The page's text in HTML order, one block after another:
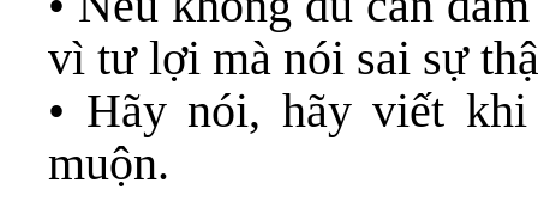
vì tư lợi mà nói sai sự
• Hãy nói, hãy viết
muộn.